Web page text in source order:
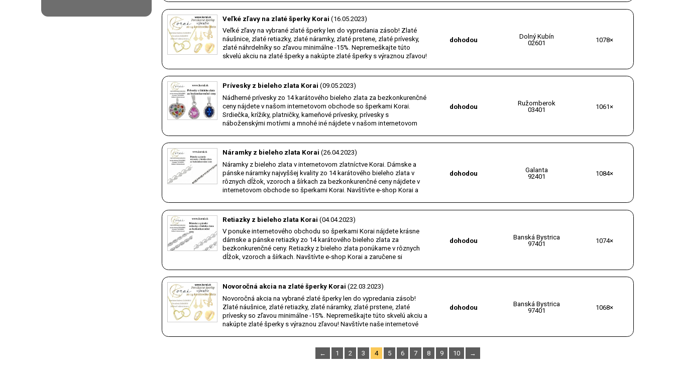
Veľké zľavy na zlaté šperky Korai (16.05.2023)
Veľké zľavy na vybrané zlaté šperky len do vypredania zásob! Zlaté
náušnice, zlaté retiazky, zlaté náramky, zlaté prstene, zlaté prívesky,
zlaté náhrdelníky so zľavou minimálne -15%. Nepremeškajte túto
skvelú akciu na zlaté šperky a nakúpte zlaté šperky s výraznou zľavou!
dohodou
Dolný Kubín
02601
1078×
Prívesky z bieleho zlata Korai (09.05.2023)
Nádherné prívesky zo 14 karátového bieleho zlata za bezkonkurenčné
ceny nájdete v našom internetovom obchode so šperkami Korai.
Srdiečka, krížiky, platničky, kameňové prívesky, prívesky s
náboženskými motívmi a mnohé iné nájdete v našom internetovom
dohodou
Ružomberok
03401
1061×
Náramky z bieleho zlata Korai (26.04.2023)
Náramky z bieleho zlata v internetovom zlatníctve Korai. Dámske a
pánske náramky najvyššej kvality zo 14 karátového bieleho zlata v
rôznych dĺžok, vzoroch a šírkach za bezkonkurenčné ceny nájdete v
internetovom obchode so šperkami Korai. Navštívte e-shop Korai a
dohodou
Galanta
92401
1084×
Retiazky z bieleho zlata Korai (04.04.2023)
V ponuke internetového obchodu so šperkami Korai nájdete krásne
dámske a pánske retiazky zo 14 karátového bieleho zlata za
bezkonkurenčné ceny. Retiazky z bieleho zlata ponúkame v rôznych
dĺžok, vzoroch a šírkach. Navštívte e-shop Korai a zaručene si
dohodou
Banská Bystrica
97401
1074×
Novoročná akcia na zlaté šperky Korai (22.03.2023)
Novoročná akcia na vybrané zlaté šperky len do vypredania zásob!
Zlaté náušnice, zlaté retiazky, zlaté náramky, zlaté prstene, zlaté
prívesky so zľavou minimálne -15%. Nepremeškajte túto skvelú akciu a
nakúpte zlaté šperky s výraznou zľavou! Navštívte naše internetové
dohodou
Banská Bystrica
97401
1068×
← 1 2 3 4 5 6 7 8 9 10 →